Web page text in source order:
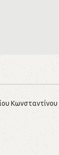
Κωνσταντίνου